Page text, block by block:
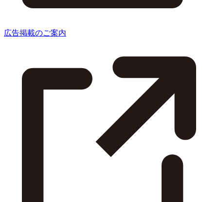
広告掲載のご案内